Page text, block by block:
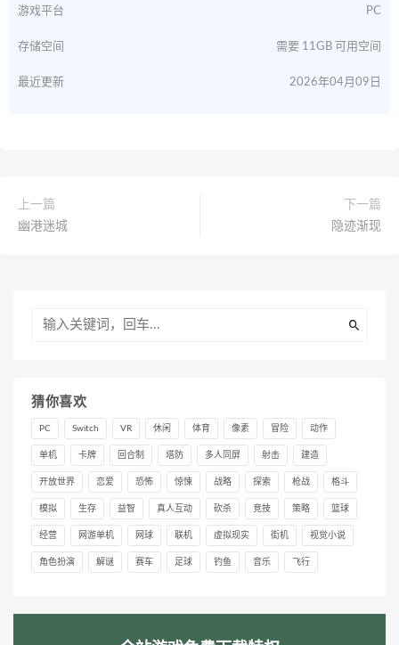
游戏平台 PC
存储空间 需要 11GB 可用空间
最近更新 2026年04月09日
上一篇
幽港迷城
下一篇
隐迹渐现
猜你喜欢
PC Switch VR 休闲 体育 像素 冒险 动作
单机 卡牌 回合制 塔防 多人同屏 射击 建造
开放世界 恋爱 恐怖 惊悚 战略 探索 枪战 格斗
模拟 生存 益智 真人互动 砍杀 竞技 策略 篮球
经营 网游单机 网球 联机 虚拟现实 街机 视觉小说
角色扮演 解谜 赛车 足球 钓鱼 音乐 飞行